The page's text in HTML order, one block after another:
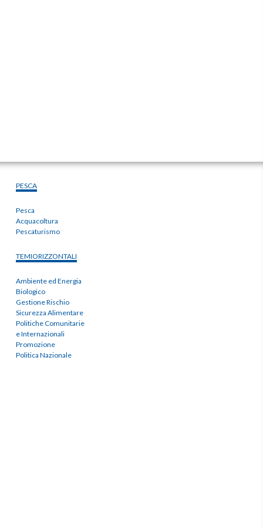
PESCA
Pesca
Acquacoltura
Pescaturismo
TEMIORIZZONTALI
Ambiente ed Energia
Biologico
Gestione Rischio
Sicurezza Alimentare
Politiche Comunitarie
e Internazionali
Promozione
Politica Nazionale